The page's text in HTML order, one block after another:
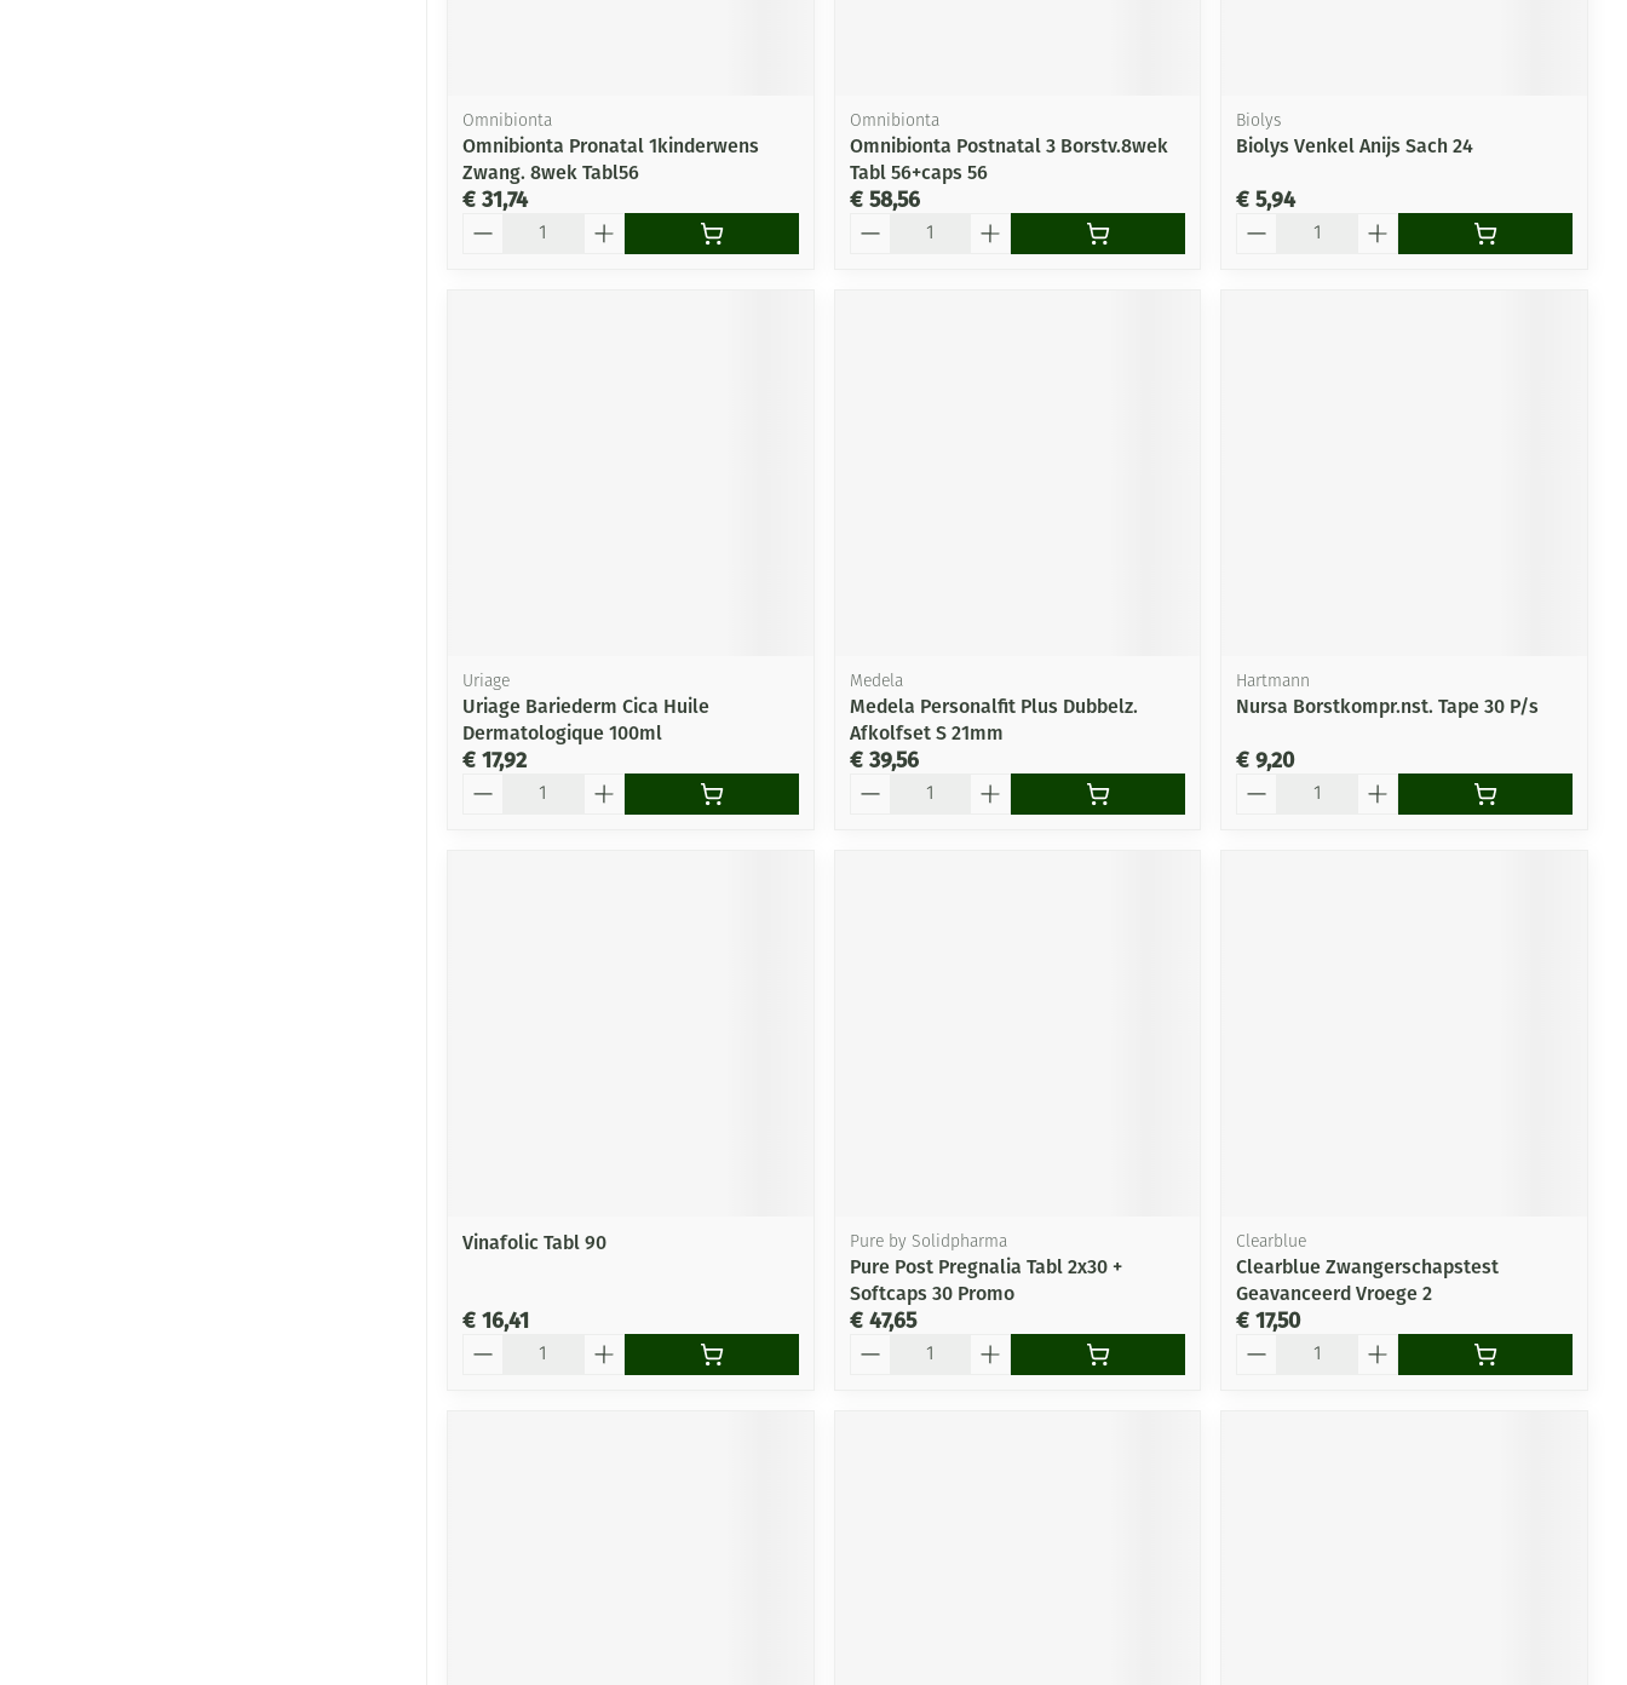
Omnibionta
Omnibionta Pronatal 1kinderwens
Zwang. 8wek Tabl56
€ 31,74
Omnibionta
Omnibionta Postnatal 3 Borstv.8wek
Tabl 56+caps 56
€ 58,56
Biolys
Biolys Venkel Anijs Sach 24
€ 5,94
Uriage
Uriage Bariederm Cica Huile
Dermatologique 100ml
€ 17,92
Medela
Medela Personalfit Plus Dubbelz.
Afkolfset S 21mm
€ 39,56
Hartmann
Nursa Borstkompr.nst. Tape 30 P/s
€ 9,20
Vinafolic Tabl 90
€ 16,41
Pure by Solidpharma
Pure Post Pregnalia Tabl 2x30 +
Softcaps 30 Promo
€ 47,65
Clearblue
Clearblue Zwangerschapstest
Geavanceerd Vroege 2
€ 17,50